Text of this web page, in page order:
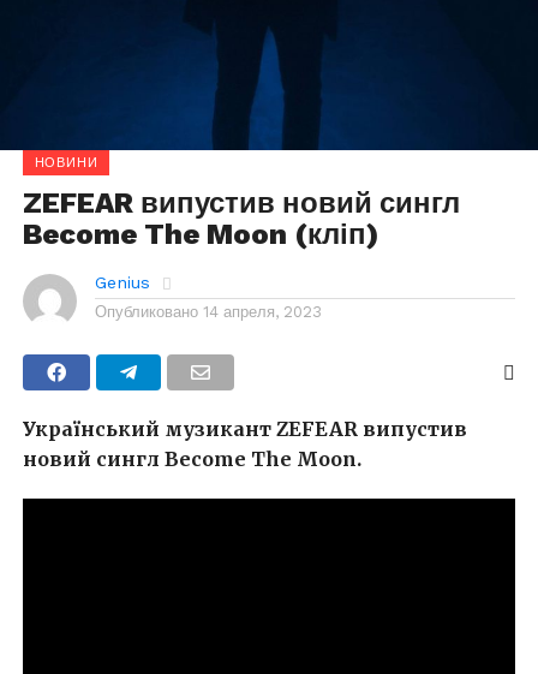
НОВИНИ
ZEFEAR випустив новий сингл
Become The Moon (кліп)
Genius
Опубликовано 14 апреля, 2023
Український музикант ZEFEAR випустив
новий сингл Become The Moon.